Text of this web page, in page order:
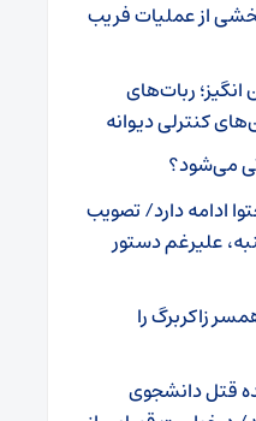
از عملیات فریب
ربات‌های
کنترلی دیوانه
می‌شود؟
ادامه دارد/ تصویب
علیرغم دستور
زاکربرگ را
قتل دانشجوی